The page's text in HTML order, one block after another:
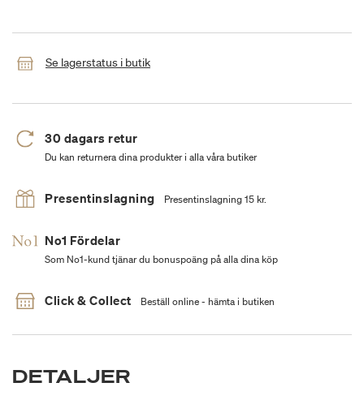
Se lagerstatus i butik
30 dagars retur
Du kan returnera dina produkter i alla våra butiker
Presentinslagning Presentinslagning 15 kr.
No1 Fördelar
Som No1-kund tjänar du bonuspoäng på alla dina köp
Click & Collect Beställ online - hämta i butiken
DETALJER